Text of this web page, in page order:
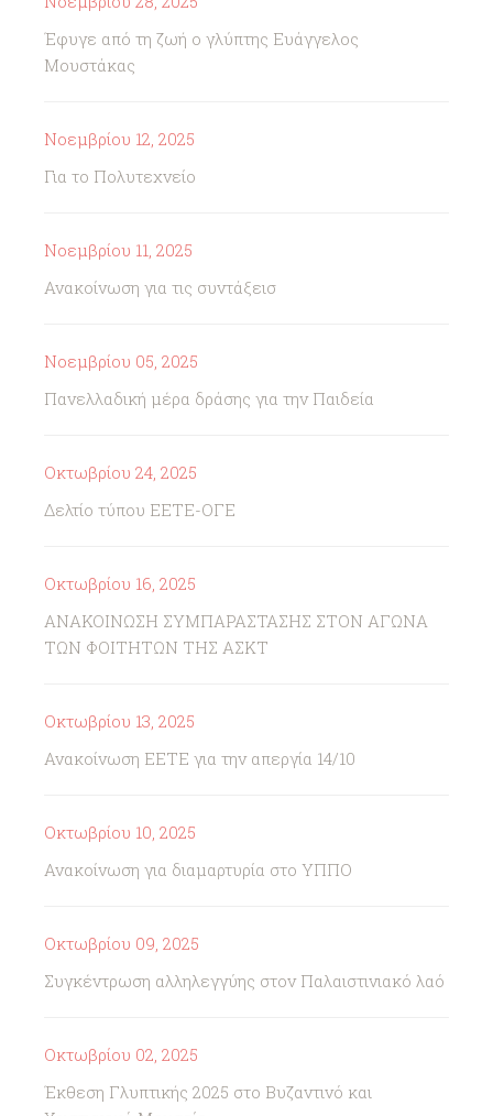
Έφυγε από τη ζωή ο γλύπτης Ευάγγελος
Μουστάκας
Νοεμβρίου 12, 2025
Για το Πολυτεχνείο
Νοεμβρίου 11, 2025
Ανακοίνωση για τις συντάξεισ
Νοεμβρίου 05, 2025
Πανελλαδική μέρα δράσης για την Παιδεία
Οκτωβρίου 24, 2025
Δελτίο τύπου ΕΕΤΕ-ΟΓΕ
Οκτωβρίου 16, 2025
ΑΝΑΚΟΙΝΩΣΗ ΣΥΜΠΑΡΑΣΤΑΣΗΣ ΣΤΟΝ ΑΓΩΝΑ
ΤΩΝ ΦΟΙΤΗΤΩΝ ΤΗΣ ΑΣΚΤ
Οκτωβρίου 13, 2025
Ανακοίνωση ΕΕΤΕ για την απεργία 14/10
Οκτωβρίου 10, 2025
Ανακοίνωση για διαμαρτυρία στο ΥΠΠΟ
Οκτωβρίου 09, 2025
Συγκέντρωση αλληλεγγύης στον Παλαιστινιακό λαό
Οκτωβρίου 02, 2025
Έκθεση Γλυπτικής 2025 στο Βυζαντινό και